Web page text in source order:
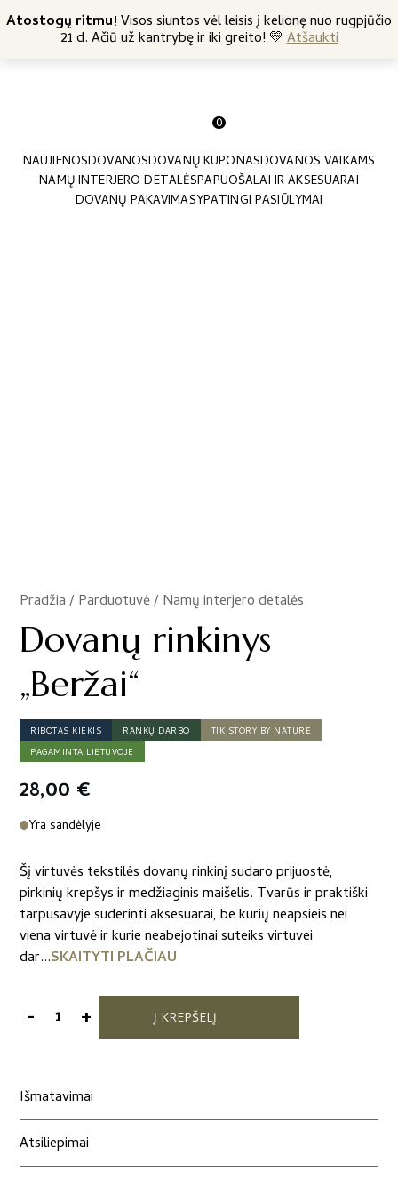
Atostogų ritmu!Visos siuntos vėl leisis į kelionę nuo rugpjūčio
21 d. Ačiū už kantrybę ir iki greito! 💛Atšaukti
Nemokamas siuntimas nuo 45 Eur +370 682 57369
0
NAUJIENOSDOVANOSDOVANŲ KUPONASDOVANOS VAIKAMS
NAMŲ INTERJERO DETALĖSPAPUOŠALAI IR AKSESUARAI
DOVANŲ PAKAVIMASYPATINGI PASIŪLYMAI
Pradžia/Parduotuvė/Namų interjero detalės
/
Dovanų rinkinys
„Beržai“
RIBOTAS KIEKIS RANKŲ DARBO
TIK STORY BY NATURE
PAGAMINTA LIETUVOJE
28,00 €
Yra sandėlyje
Šį virtuvės tekstilės dovanų rinkinį sudaro prijuostė,
pirkinių krepšys ir medžiaginis maišelis. Tvarūs ir praktiški
tarpusavyje suderinti aksesuarai, be kurių neapsieis nei
viena virtuvė ir kurie neabejotinai suteiks virtuvei
dar...SKAITYTI PLAČIAU
-produkto
rinkinys
+ Į KREPŠELĮ
Išmatavimai
Atsiliepimai